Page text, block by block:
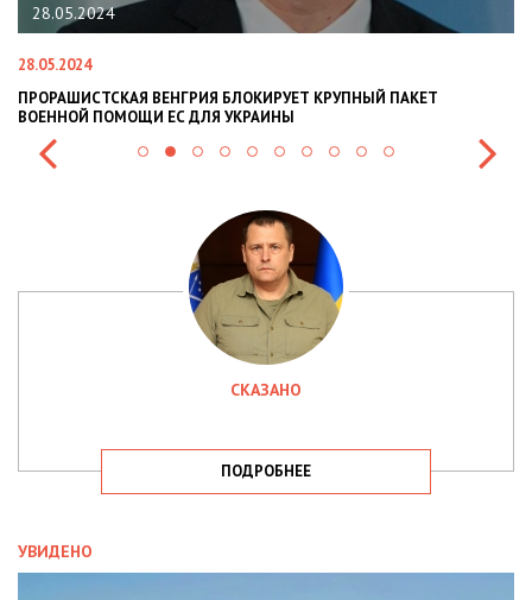
22.01.2024
НАЦПОЛІЦІЯ ЛЯКАЄ ГРОМАДЯН ПОГІРШЕННЯМ
СИТУАЦІЇ В РАЗІ МОБІЛІЗАЦІЇ ПОЛІЦІЯНТІВ НА ВІЙНУ
СКАЗАНО
ПОДРОБНЕЕ
УВИДЕНО